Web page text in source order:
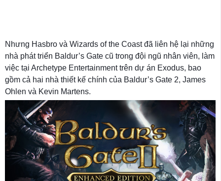
Nhưng Hasbro và Wizards of the Coast đã liên hệ lại những
nhà phát triển Baldur’s Gate cũ trong đội ngũ nhân viên, làm
việc tại Archetype Entertainment trên dự án Exodus, bao
gồm cả hai nhà thiết kế chính của Baldur’s Gate 2, James
Ohlen và Kevin Martens.